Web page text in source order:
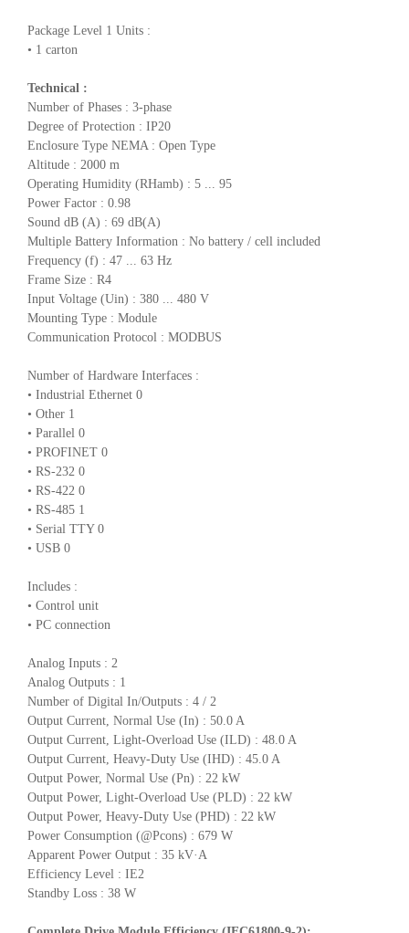
Package Level 1 Units :
• 1 carton
Technical :
Number of Phases : 3-phase
Degree of Protection : IP20
Enclosure Type NEMA : Open Type
Altitude : 2000 m
Operating Humidity (RHamb) : 5 ... 95
Power Factor : 0.98
Sound dB (A) : 69 dB(A)
Multiple Battery Information : No battery / cell included
Frequency (f) : 47 ... 63 Hz
Frame Size : R4
Input Voltage (Uin) : 380 ... 480 V
Mounting Type : Module
Communication Protocol : MODBUS
Number of Hardware Interfaces :
• Industrial Ethernet 0
• Other 1
• Parallel 0
• PROFINET 0
• RS-232 0
• RS-422 0
• RS-485 1
• Serial TTY 0
• USB 0
Includes :
• Control unit
• PC connection
Analog Inputs : 2
Analog Outputs : 1
Number of Digital In/Outputs : 4 / 2
Output Current, Normal Use (In) : 50.0 A
Output Current, Light-Overload Use (ILD) : 48.0 A
Output Current, Heavy-Duty Use (IHD) : 45.0 A
Output Power, Normal Use (Pn) : 22 kW
Output Power, Light-Overload Use (PLD) : 22 kW
Output Power, Heavy-Duty Use (PHD) : 22 kW
Power Consumption (@Pcons) : 679 W
Apparent Power Output : 35 kV·A
Efficiency Level : IE2
Standby Loss : 38 W